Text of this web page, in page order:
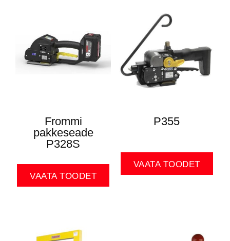
Frommi
pakkeseade
P328S
VAATA TOODET
P355
VAATA TOODET